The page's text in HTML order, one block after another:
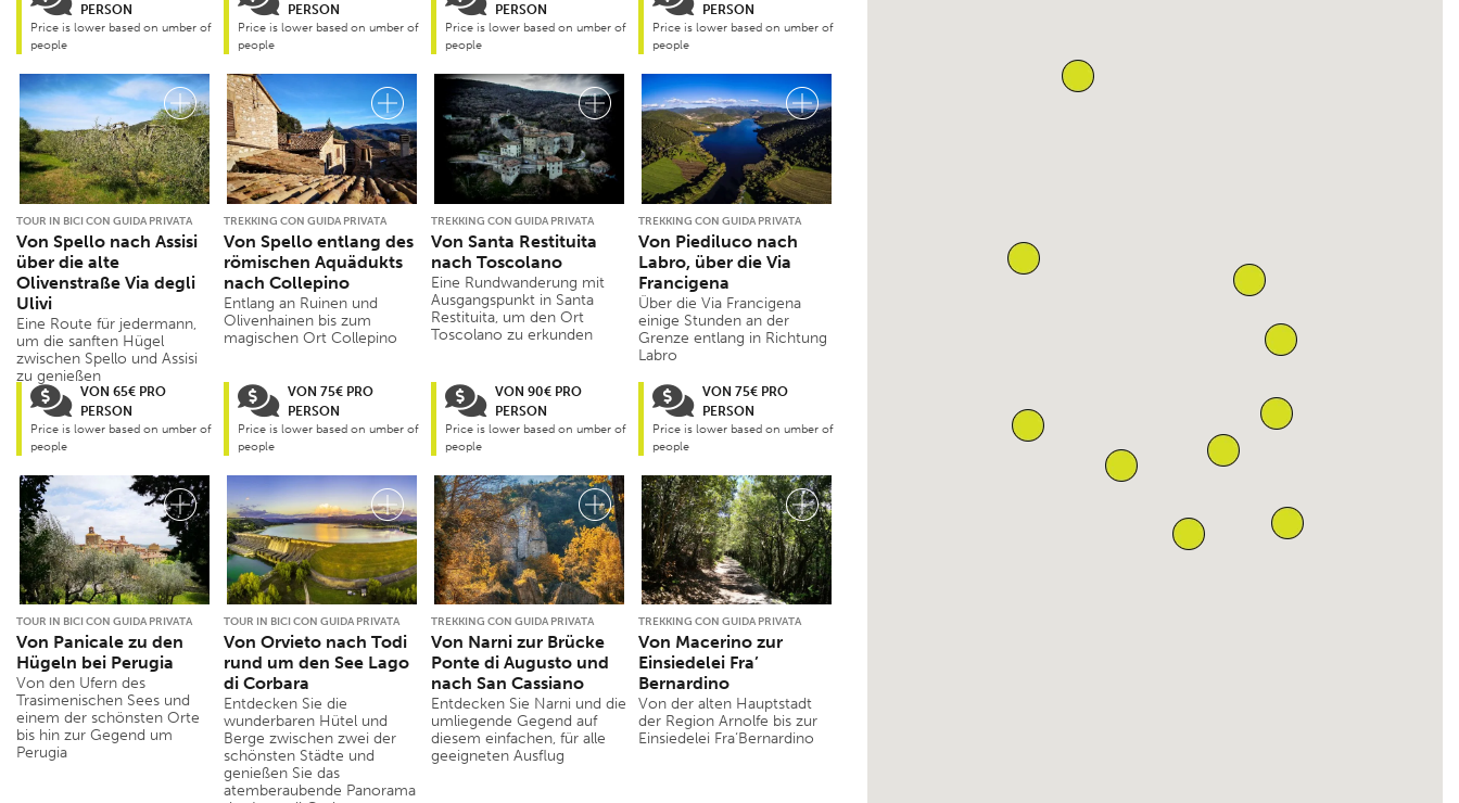
PERSON
Price is lower based on umber of
people
PERSON
Price is lower based on umber of
people
PERSON
Price is lower based on umber of
people
PERSON
Price is lower based on umber of
people
TOUR IN BICI CON GUIDA PRIVATA
Von Spello nach Assisi
über die alte
Olivenstraße Via degli
Ulivi
Eine Route für jedermann,
um die sanften Hügel
zwischen Spello und Assisi
zu genießen
VON 65€ PRO
PERSON
Price is lower based on umber of
people
TREKKING CON GUIDA PRIVATA
Von Spello entlang des
römischen Aquädukts
nach Collepino
Entlang an Ruinen und
Olivenhainen bis zum
magischen Ort Collepino
VON 75€ PRO
PERSON
Price is lower based on umber of
people
TREKKING CON GUIDA PRIVATA
Von Santa Restituita
nach Toscolano
Eine Rundwanderung mit
Ausgangspunkt in Santa
Restituita, um den Ort
Toscolano zu erkunden
VON 90€ PRO
PERSON
Price is lower based on umber of
people
TREKKING CON GUIDA PRIVATA
Von Piediluco nach
Labro, über die Via
Francigena
Über die Via Francigena
einige Stunden an der
Grenze entlang in Richtung
Labro
VON 75€ PRO
PERSON
Price is lower based on umber of
people
TOUR IN BICI CON GUIDA PRIVATA
Von Panicale zu den
Hügeln bei Perugia
Von den Ufern des
Trasimenischen Sees und
einem der schönsten Orte
bis hin zur Gegend um
Perugia
TOUR IN BICI CON GUIDA PRIVATA
Von Orvieto nach Todi
rund um den See Lago
di Corbara
Entdecken Sie die
wunderbaren Hütel und
Berge zwischen zwei der
schönsten Städte und
genießen Sie das
atemberaubende Panorama
TREKKING CON GUIDA PRIVATA
Von Narni zur Brücke
Ponte di Augusto und
nach San Cassiano
Entdecken Sie Narni und die
umliegende Gegend auf
diesem einfachen, für alle
geeigneten Ausflug
TREKKING CON GUIDA PRIVATA
Von Macerino zur
Einsiedelei Fra’
Bernardino
Von der alten Hauptstadt
der Region Arnolfe bis zur
Einsiedelei Fra‘Bernardino